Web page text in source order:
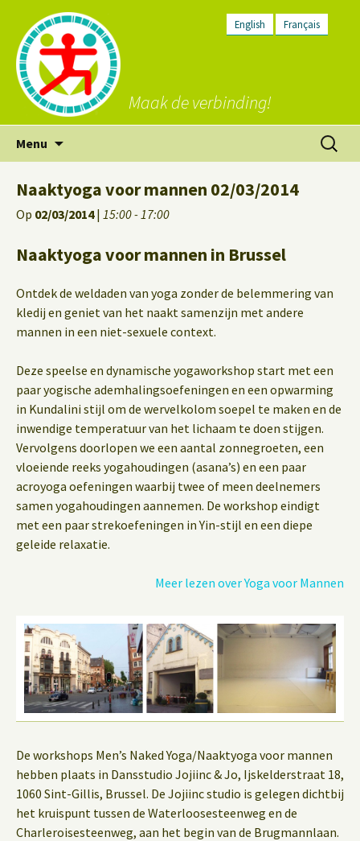
English Français
Maak de verbinding!
Menu
inhoud
Zoeken
naar:
Naaktyoga voor mannen 02/03/2014
Op 02/03/2014| 15:00 - 17:00
Naaktyoga voor mannen in Brussel
Ontdek de weldaden van yoga zonder de belemmering van
kledij en geniet van het naakt samenzijn met andere
mannen in een niet-sexuele context.
Deze speelse en dynamische yogaworkshop start met een
paar yogische ademhalingsoefeningen en een opwarming
in Kundalini stijl om de wervelkolom soepel te maken en de
inwendige temperatuur van het lichaam te doen stijgen.
Vervolgens doorlopen we een aantal zonnegroeten, een
vloeiende reeks yogahoudingen (asana’s) en een paar
acroyoga oefeningen waarbij twee of meen deelnemers
samen yogahoudingen aannemen. De workshop eindigt
met een paar strekoefeningen in Yin-stijl en een diepe
geleide relaxatie.
Meer lezen over Yoga voor Mannen
De workshops Men’s Naked Yoga/Naaktyoga voor mannen
hebben plaats in Dansstudio Jojiinc & Jo, Ijskelderstraat 18,
1060 Sint-Gillis, Brussel. De Jojiinc studio is gelegen dichtbij
het kruispunt tussen de Waterloosesteenweg en de
Charleroisesteenweg, aan het begin van de Brugmannlaan.